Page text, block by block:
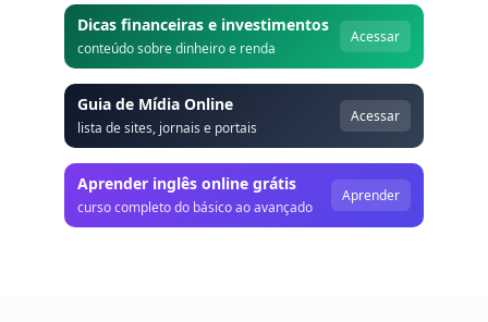
Dicas financeiras e investimentos
conteúdo sobre dinheiro e renda
Acessar
Guia de Mídia Online
lista de sites, jornais e portais
Acessar
Aprender inglês online grátis
curso completo do básico ao avançado
Aprender